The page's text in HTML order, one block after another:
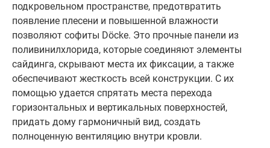
подкровельном пространстве, предотвратить
появление плесени и повышенной влажности
позволяют софиты Döcke. Это прочные панели из
поливинилхлорида, которые соединяют элементы
сайдинга, скрывают места их фиксации, а также
обеспечивают жесткость всей конструкции. С их
помощью удается спрятать места перехода
горизонтальных и вертикальных поверхностей,
придать дому гармоничный вид, создать
полноценную вентиляцию внутри кровли.